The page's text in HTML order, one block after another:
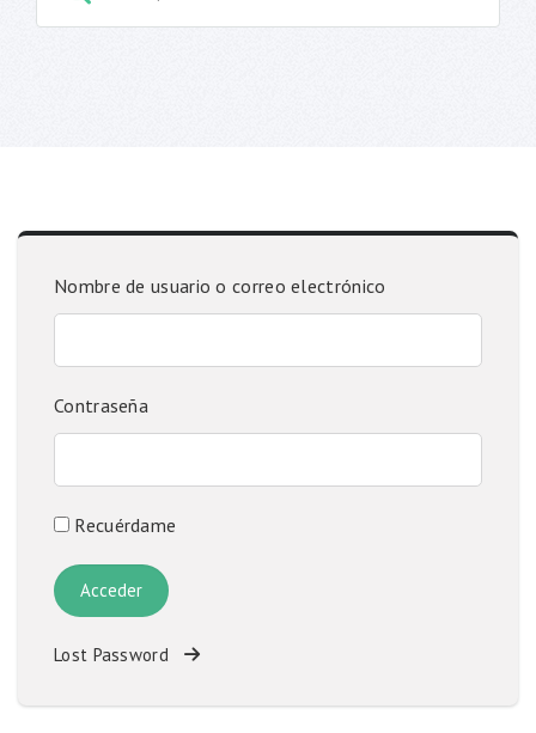
Nombre de usuario o correo electrónico
Contraseña
Recuérdame
Lost Password